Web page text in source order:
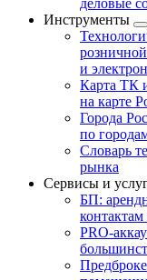
деловые
Инструменты
и
Карта ТК
на карте
Города
по
Словарь
рынка
Сервисы и
БП:
PRO-